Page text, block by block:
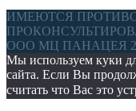
ИМЕЮТСЯ
ООО МЦ ПАНАЦЕЯ
Мы используем куки
сайта. Если Вы
считать что Вас это